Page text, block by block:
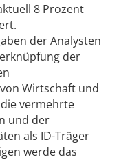
8 Prozent
der Analysten
der
Wirtschaft und
vermehrte
und der
als ID-Träger
werde das